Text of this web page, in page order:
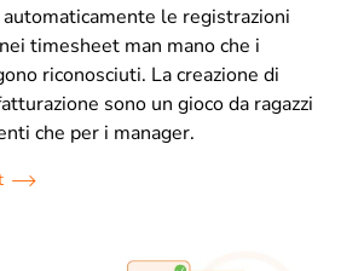
le registrazioni
timesheet man mano che i
riconosciuti. La creazione di
sono un gioco da ragazzi
che per i manager.